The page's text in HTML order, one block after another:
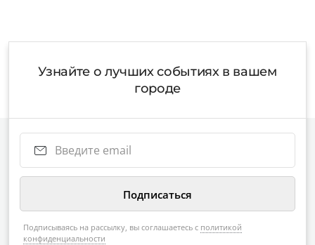
Узнайте о лучших событиях в вашем
городе
Подписываясь на рассылку, вы соглашаетесь с политикой
конфиденциальности